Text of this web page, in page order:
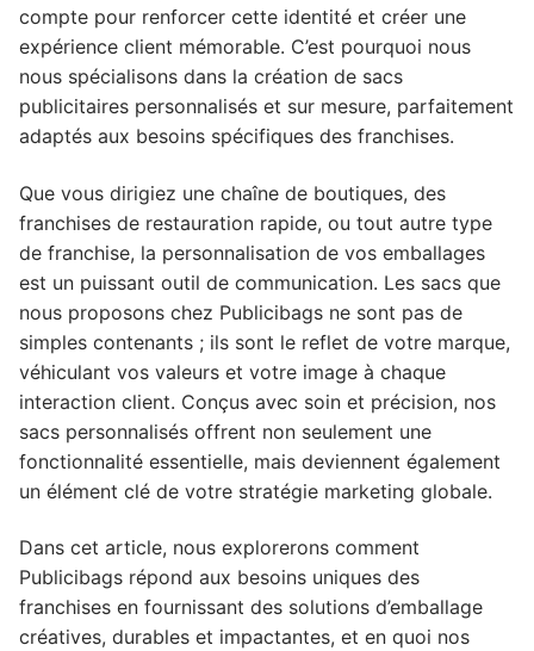
compte pour renforcer cette identité et créer une
expérience client mémorable. C’est pourquoi nous
nous spécialisons dans la création de sacs
publicitaires personnalisés et sur mesure, parfaitement
adaptés aux besoins spécifiques des franchises.
Que vous dirigiez une chaîne de boutiques, des
franchises de restauration rapide, ou tout autre type
de franchise, la personnalisation de vos emballages
est un puissant outil de communication. Les sacs que
nous proposons chez Publicibags ne sont pas de
simples contenants ; ils sont le reflet de votre marque,
véhiculant vos valeurs et votre image à chaque
interaction client. Conçus avec soin et précision, nos
sacs personnalisés offrent non seulement une
fonctionnalité essentielle, mais deviennent également
un élément clé de votre stratégie marketing globale.
Dans cet article, nous explorerons comment
Publicibags répond aux besoins uniques des
franchises en fournissant des solutions d’emballage
créatives, durables et impactantes, et en quoi nos